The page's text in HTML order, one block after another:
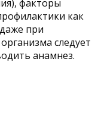
факторы
как
при
следует
анамнез.